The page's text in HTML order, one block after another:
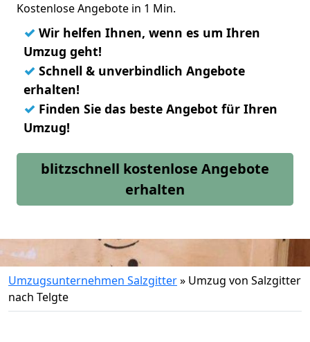
Kostenlose Angebote in 1 Min.
✓ Wir helfen Ihnen, wenn es um Ihren
Umzug geht!
✓ Schnell & unverbindlich Angebote
erhalten!
✓ Finden Sie das beste Angebot für Ihren
Umzug!
blitzschnell kostenlose Angebote
erhalten
Umzugsunternehmen Salzgitter» Umzug von Salzgitter
nach Telgte